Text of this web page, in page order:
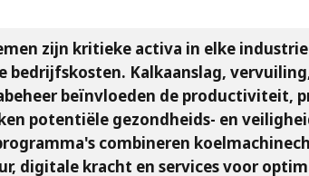
zijn kritieke activa in elke
bedrijfskosten. Kalkaanslag,
beïnvloeden de productiviteit,
potentiële gezondheids- en
combineren
digitale kracht en services voor